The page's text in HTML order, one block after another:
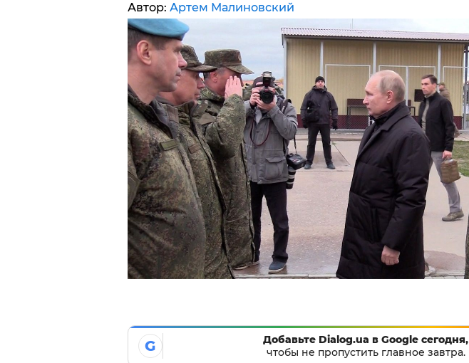
Автор: Артем Малиновский
G
Добавьте Dialog.ua в Google сегодня,
чтобы не пропустить главное завтра.